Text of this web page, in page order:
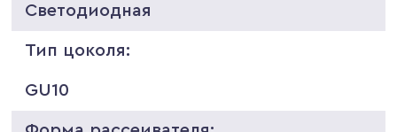
Светодиодная
Тип цоколя:
GU10